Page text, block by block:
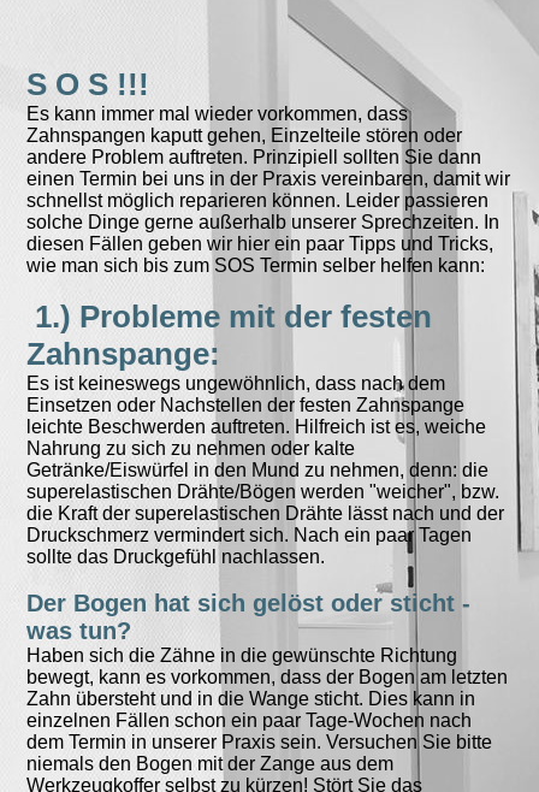
S O S !!!
Es kann immer mal wieder vorkommen, dass
Zahnspangen kaputt gehen, Einzelteile stören oder
andere Problem auftreten. Prinzipiell sollten Sie dann
einen Termin bei uns in der Praxis vereinbaren, damit wir
schnellst möglich reparieren können. Leider passieren
solche Dinge gerne außerhalb unserer Sprechzeiten. In
diesen Fällen geben wir hier ein paar Tipps und Tricks,
wie man sich bis zum SOS Termin selber helfen kann:
1.) Probleme mit der festen
Zahnspange:
Es ist keineswegs ungewöhnlich, dass nach dem
Einsetzen oder Nachstellen der festen Zahnspange
leichte Beschwerden auftreten. Hilfreich ist es, weiche
Nahrung zu sich zu nehmen oder kalte
Getränke/Eiswürfel in den Mund zu nehmen, denn: die
superelastischen Drähte/Bögen werden "weicher", bzw.
die Kraft der superelastischen Drähte lässt nach und der
Druckschmerz vermindert sich. Nach ein paar Tagen
sollte das Druckgefühl nachlassen.
Der Bogen hat sich gelöst oder sticht -
was tun?
Haben sich die Zähne in die gewünschte Richtung
bewegt, kann es vorkommen, dass der Bogen am letzten
Zahn übersteht und in die Wange sticht. Dies kann in
einzelnen Fällen schon ein paar Tage-Wochen nach
dem Termin in unserer Praxis sein. Versuchen Sie bitte
niemals den Bogen mit der Zange aus dem
Werkzeugkoffer selbst zu kürzen! Stört Sie das